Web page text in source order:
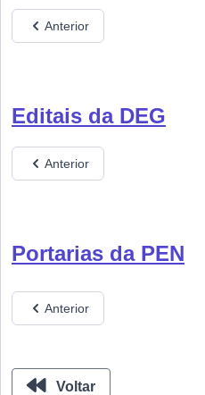
Anterior
Editais da DEG
Anterior
Portarias da PEN
Anterior
Voltar